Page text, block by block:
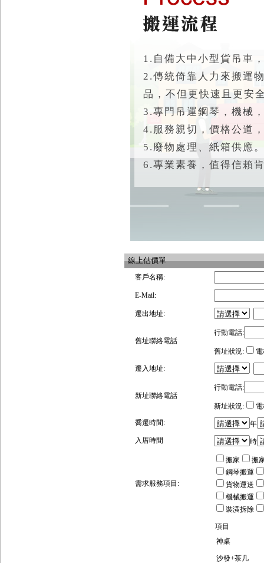
1.自備大中小型貨吊車
2.傳統倚靠人力來搬運
品，不但更快速且更安
3.專門吊運鋼琴，機械
4.服務親切，價格公道
5.廢物處理、紙箱供應
6.專業素養，值得信賴
線上估價單
客戶名稱:
E-Mail:
遷出地址:
舊址聯絡電話
行動電話:
舊址狀況:
遷入地址:
新址聯絡電話
行動電話:
新址狀況:
喬遷時間:
年
入厝時間
時
需求服務項目:
搬家
搬
鋼琴搬運
貨物運送
機械搬運
裝潢拆除
項目
神桌
沙發+茶几